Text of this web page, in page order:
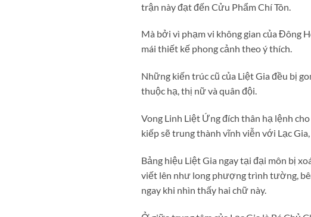
trận này đạt đến Cửu Phẩm Chí Tôn.
Mà bởi vì phạm vi không gian của Đông
mái thiết kế phong cảnh theo ý thích.
Những kiến trúc cũ của Liệt Gia đều bị
thuộc hạ, thị nữ và quân đội.
Vong Linh Liệt Ứng đích thân hạ lệnh
kiếp sẽ trung thành vĩnh viễn với Lạc
Bảng hiệu Liệt Gia ngay tại đại môn bị
viết lên như long phượng trình tường,
ngay khi nhìn thấy hai chữ này.